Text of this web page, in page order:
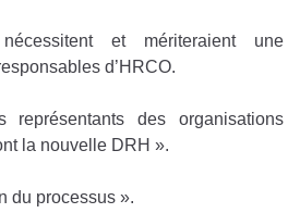
et mériteraient une
d’HRCO.
des organisations
la nouvelle DRH ».
du processus ».